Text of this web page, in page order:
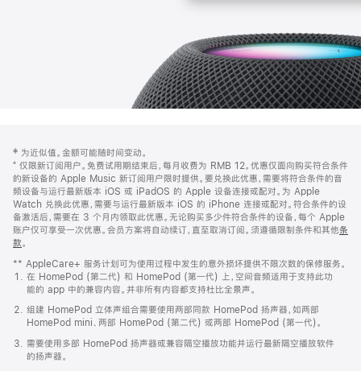
页
页
脚
注
‡ 为近似值。金额可能随时间变动。
⁺ 仅限新订阅用户。免费试用期结束后，每月收费为 RMB 12。优惠仅面向购买符合条件
的新设备的 Apple Music 新订阅用户限时提供。要兑换此优惠，需要将符合条件的音
频设备与运行最新版本 iOS 或 iPadOS 的 Apple 设备连接或配对。为 Apple
Watch 兑换此优惠，需要与运行最新版本 iOS 的 iPhone 连接或配对。符合条件的设
备激活后，需要在 3 个月内领取此优惠。无论购买多少件符合条件的设备，每个 Apple
账户仅可享受一次优惠。会员方案将自动续订，直至取消订阅。须遵循限制条件和其他条
款。
窗
口
中
打
开)
** AppleCare+ 服务计划可为使用过程中发生的意外损坏提供不限次数的保修服务。
在 HomePod (第二代) 和 HomePod (第一代) 上，空间音频适用于支持此功
能的 app 中的兼容内容。并非所有内容都支持杜比全景声。
组建 HomePod 立体声组合需要使用两部同款 HomePod 扬声器，如两部
HomePod mini、两部 HomePod (第二代) 或两部 HomePod (第一代)。
需要使用多部 HomePod 扬声器或兼容隔空播放功能并运行最新隔空播放软件
的扬声器。